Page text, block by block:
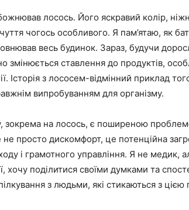
лосось. Його яскравий колір,
чогось особливого. Я пам’ятаю, як
весь будинок. Зараз, будучи
змінюється ставлення до продуктів,
Історія з лососем-відмінний приклад
випробуванням для організму.
зокрема на лосось, є поширеною
не просто дискомфорт, це потенційна
і грамотного управління. Я не
хочу поділитися своїми думками та
з людьми, які стикаються з